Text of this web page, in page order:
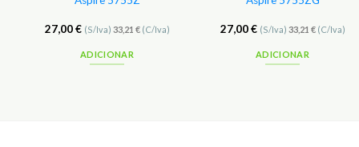
27,00€ (S/Iva) 33,21 €(C/Iva)
ADICIONAR
27,00€ (S/Iva) 33,21 €(C/Iva)
ADICIONAR